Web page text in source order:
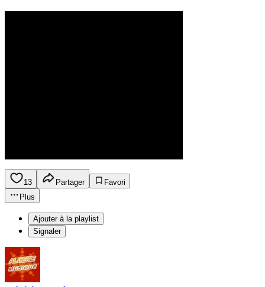
13 Partager
Favori
Plus
Ajouter à la playlist
Signaler